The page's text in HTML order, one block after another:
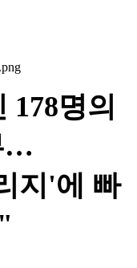
178명의
…
지'에 빠